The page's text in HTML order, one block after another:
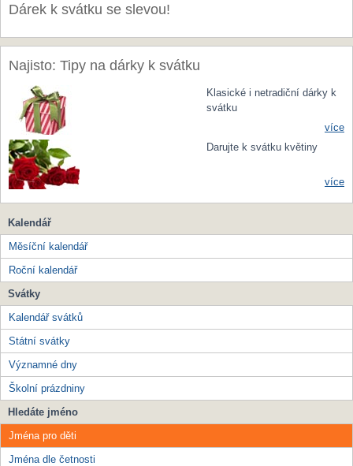
Dárek k svátku se slevou!
Najisto: Tipy na dárky k svátku
Klasické i netradiční dárky k
svátku
více
Darujte k svátku květiny
více
Kalendář
Měsíční kalendář
Roční kalendář
Svátky
Kalendář svátků
Státní svátky
Významné dny
Školní prázdniny
Hledáte jméno
Jména pro děti
Jména dle četnosti